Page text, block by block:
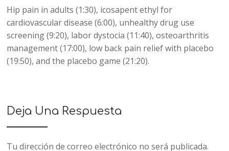
Hip pain in adults (1:30), icosapent ethyl for
cardiovascular disease (6:00), unhealthy drug use
screening (9:20), labor dystocia (11:40), osteoarthritis
management (17:00), low back pain relief with placebo
(19:50), and the placebo game (21:20).
Deja Una Respuesta
Tu dirección de correo electrónico no será publicada.